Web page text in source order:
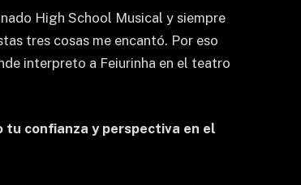
High School Musical y siempre
tres cosas me encantó. Por eso
interpreto a Feiurinha en el teatro
tu confianza y perspectiva en el